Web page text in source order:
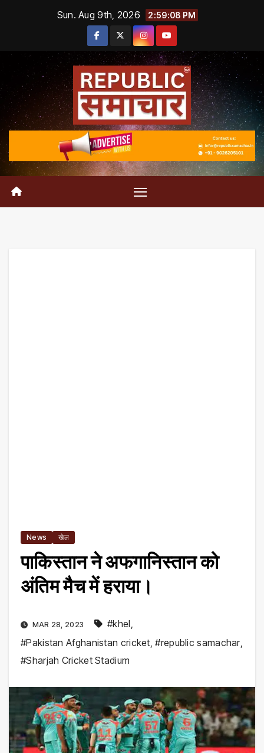
Sun. Aug 9th, 2026 2:59:09 PM
News खेल
पाकिस्तान ने अफगानिस्तान को
अंतिम मैच में हराया।
MAR 28, 2023 #khel
#Pakistan Afghanistan cricket ,#republic samachar,
#Sharjah Cricket Stadium